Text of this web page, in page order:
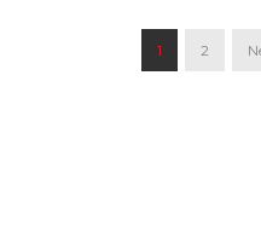
1 2